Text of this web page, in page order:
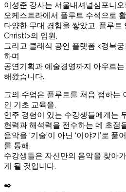
이성준 강사는 서울내셔널심포니
오케스트라에서 플루트 수석으로
다양한 무대 경험을 쌓았고, 플루트
Christ)>의 임원,
그리고 클래식 공연 플랫폼 <경복
하며
공연기획과 예술경영까지 아우르
해왔습니다.
그의 수업은 플루트를 처음 접하는
인 기초 교육을,
연주 경험이 있는 수강생들에게는
현력과 해석력을 전수하는 데 초점
음악을 ‘기술’이 아닌 ‘이야기’로
를 통해,
수강생들은 자신만의 음악을 찾아
게 될 것입니다.
✒️